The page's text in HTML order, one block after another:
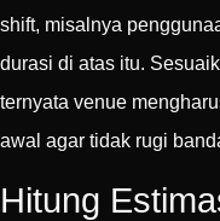
shift, misalnya
durasi di atas itu.
ternyata venue
awal agar tidak rugi
Hitung